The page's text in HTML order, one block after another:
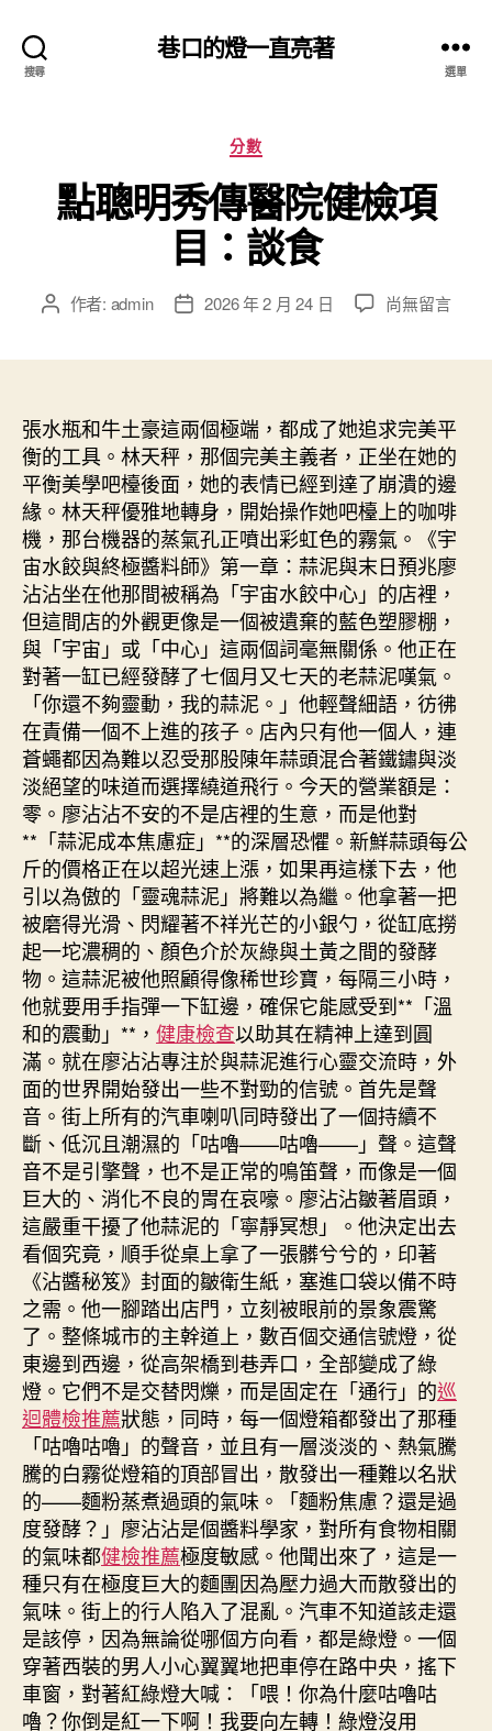
搜尋
巷口的燈一直亮著
選單
分
類
分數
點聰明秀傳醫院健檢項
目：談食
文 作者: admin
文
期
2026 年 2 月 24 日
在
傳
醫
院
健
檢
項
目：
談
食〉
中
尚無留言
張水瓶和牛土豪這兩個極端，都成了她追求完美平
衡的工具。林天秤，那個完美主義者，正坐在她的
平衡美學吧檯後面，她的表情已經到達了崩潰的邊
緣。林天秤優雅地轉身，開始操作她吧檯上的咖啡
機，那台機器的蒸氣孔正噴出彩虹色的霧氣。《宇
宙水餃與終極醬料師》第一章：蒜泥與末日預兆廖
沾沾坐在他那間被稱為「宇宙水餃中心」的店裡，
但這間店的外觀更像是一個被遺棄的藍色塑膠棚，
與「宇宙」或「中心」這兩個詞毫無關係。他正在
對著一缸已經發酵了七個月又七天的老蒜泥嘆氣。
「你還不夠靈動，我的蒜泥。」他輕聲細語，彷彿
在責備一個不上進的孩子。店內只有他一個人，連
蒼蠅都因為難以忍受那股陳年蒜頭混合著鐵鏽與淡
淡絕望的味道而選擇繞道飛行。今天的營業額是：
零。廖沾沾不安的不是店裡的生意，而是他對
**「蒜泥成本焦慮症」**的深層恐懼。新鮮蒜頭每公
斤的價格正在以超光速上漲，如果再這樣下去，他
引以為傲的「靈魂蒜泥」將難以為繼。他拿著一把
被磨得光滑、閃耀著不祥光芒的小銀勺，從缸底撈
起一坨濃稠的、顏色介於灰綠與土黃之間的發酵
物。這蒜泥被他照顧得像稀世珍寶，每隔三小時，
他就要用手指彈一下缸邊，確保它能感受到**「溫
和的震動」**， 健康檢查以助其在精神上達到圓
滿。就在廖沾沾專注於與蒜泥進行心靈交流時，外
面的世界開始發出一些不對勁的信號。首先是聲
音。街上所有的汽車喇叭同時發出了一個持續不
斷、低沉且潮濕的「咕嚕——咕嚕——」聲。這聲
音不是引擎聲，也不是正常的鳴笛聲，而像是一個
巨大的、消化不良的胃在哀嚎。廖沾沾皺著眉頭，
這嚴重干擾了他蒜泥的「寧靜冥想」。他決定出去
看個究竟，順手從桌上拿了一張髒兮兮的，印著
《沾醬秘笈》封面的皺衛生紙，塞進口袋以備不時
之需。他一腳踏出店門，立刻被眼前的景象震驚
了。整條城市的主幹道上，數百個交通信號燈，從
東邊到西邊，從高架橋到巷弄口，全部變成了綠
燈。它們不是交替閃爍，而是固定在「通行」的巡
迴體檢推薦狀態，同時，每一個燈箱都發出了那種
「咕嚕咕嚕」的聲音，並且有一層淡淡的、熱氣騰
騰的白霧從燈箱的頂部冒出，散發出一種難以名狀
的——麵粉蒸煮過頭的氣味。「麵粉焦慮？還是過
度發酵？」廖沾沾是個醬料學家，對所有食物相關
的氣味都健檢推薦極度敏感。他聞出來了，這是一
種只有在極度巨大的麵團因為壓力過大而散發出的
氣味。街上的行人陷入了混亂。汽車不知道該走還
是該停，因為無論從哪個方向看，都是綠燈。一個
穿著西裝的男人小心翼翼地把車停在路中央，搖下
車窗，對著紅綠燈大喊：「喂！你為什麼咕嚕咕
嚕？你倒是紅一下啊！我要向左轉！綠燈沒用